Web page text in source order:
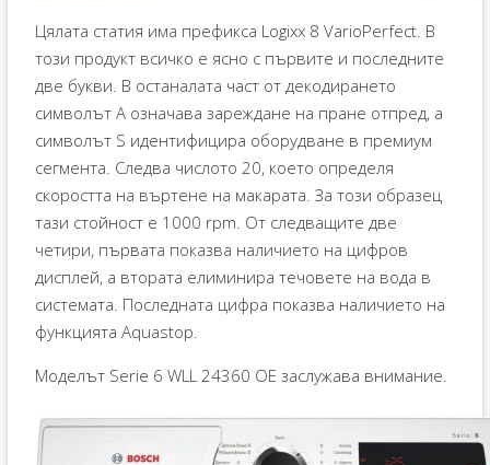
Цялата статия има префикса Logixx 8 VarioPerfect. В
този продукт всичко е ясно с първите и последните
две букви. В останалата част от декодирането
символът A означава зареждане на пране отпред, а
символът S идентифицира оборудване в премиум
сегмента. Следва числото 20, което определя
скоростта на въртене на макарата. За този образец
тази стойност е 1000 rpm. От следващите две
четири, първата показва наличието на цифров
дисплей, а втората елиминира течовете на вода в
системата. Последната цифра показва наличието на
функцията Aquastop.
Моделът Serie 6 WLL 24360 OE заслужава внимание.